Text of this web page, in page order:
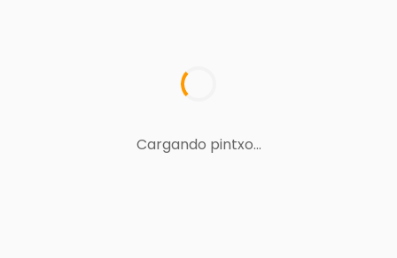
Cargando pintxo...